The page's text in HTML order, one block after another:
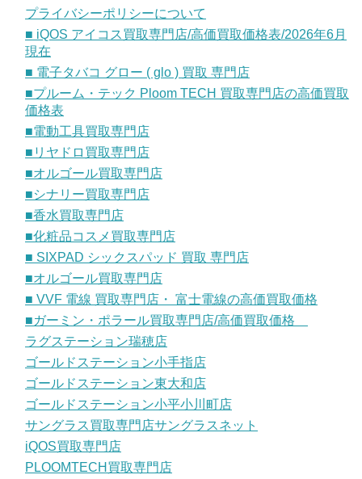
プライバシーポリシーについて
■ iQOS アイコス買取専門店/高価買取価格表/2026年6月
現在
■ 電子タバコ グロー ( glo ) 買取 専門店
■プルーム・テック Ploom TECH 買取専門店の高価買取
価格表
■電動工具買取専門店
■リヤドロ買取専門店
■オルゴール買取専門店
■シナリー買取専門店
■香水買取専門店
■化粧品コスメ買取専門店
■ SIXPAD シックスパッド 買取 専門店
■オルゴール買取専門店
■ VVF 電線 買取専門店・ 富士電線の高価買取価格
■ガーミン・ポラール買取専門店/高価買取価格
ラグステーション瑞穂店
ゴールドステーション小手指店
ゴールドステーション東大和店
ゴールドステーション小平小川町店
サングラス買取専門店サングラスネット
iQOS買取専門店
PLOOMTECH買取専門店